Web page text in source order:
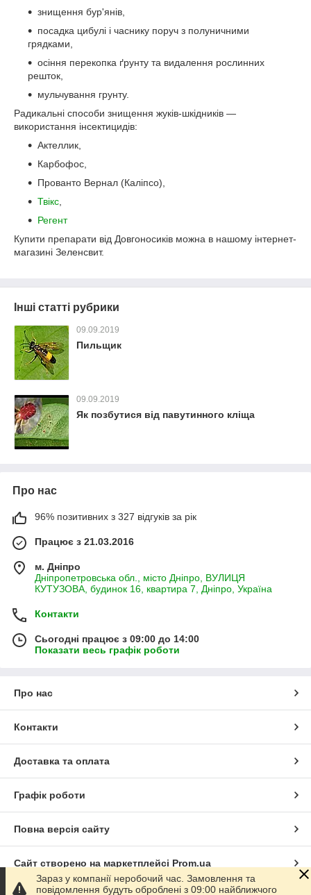
знищення бур'янів,
посадка цибулі і часнику поруч з полуничними
грядками,
осіння перекопка ґрунту та видалення рослинних
решток,
мульчування грунту.
Радикальні способи знищення жуків-шкідників —
використання інсектицидів:
Актеллик,
Карбофос,
Прованто Вернал (Каліпсо),
Твікс
Регент
Купити препарати від Довгоносиків можна в нашому інтернет-
магазині Зеленсвит.
Інші статті рубрики
09.09.2019
Пильщик
09.09.2019
Як позбутися від павутинного кліща
Про нас
96% позитивних з 327 відгуків за рік
Працює з 21.03.2016
м. Дніпро
Дніпропетровська обл., місто Дніпро, ВУЛИЦЯ
КУТУЗОВА, будинок 16, квартира 7, Дніпро, Україна
Контакти
Сьогодні працює з 09:00 до 14:00
Показати весь графік роботи
Про нас
Контакти
Доставка та оплата
Графік роботи
Повна версія сайту
Сайт створено на маркетплейсі Prom.ua
Зараз у компанії неробочий час. Замовлення та
повідомлення будуть оброблені з 09:00 найближчого